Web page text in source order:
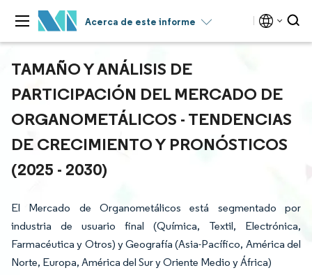
Acerca de este informe
TAMAÑO Y ANÁLISIS DE
PARTICIPACIÓN DEL MERCADO DE
ORGANOMETÁLICOS - TENDENCIAS
DE CRECIMIENTO Y PRONÓSTICOS
(2025 - 2030)
El Mercado de Organometálicos está segmentado por
industria de usuario final (Química, Textil, Electrónica,
Farmacéutica y Otros) y Geografía (Asia-Pacífico, América del
Norte, Europa, América del Sur y Oriente Medio y África)